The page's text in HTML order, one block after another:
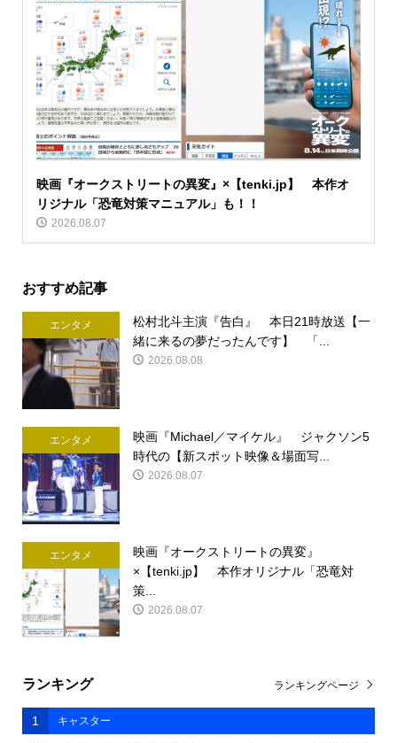
映画『オークストリートの異変』×【tenki.jp】 本作オ
リジナル「恐竜対策マニュアル」も！！
2026.08.07
おすすめ記事
エンタメ
松村北斗主演『告白』 本日21時放送【一
緒に来るの夢だったんです】 「...
2026.08.08
エンタメ
映画『Michael／マイケル』 ジャクソン5
時代の【新スポット映像＆場面写...
2026.08.07
エンタメ
映画『オークストリートの異変』
×【tenki.jp】 本作オリジナル「恐竜対
策...
2026.08.07
ランキング
1 キャスター
ランキングページ